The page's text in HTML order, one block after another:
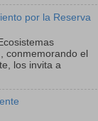
por la Reserva
conmemorando el
los invita a